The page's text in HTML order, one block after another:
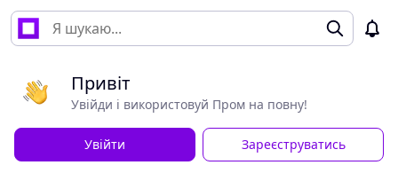
Привіт
Увійди і використовуй Пром на повну!
Увійти Зареєструватись